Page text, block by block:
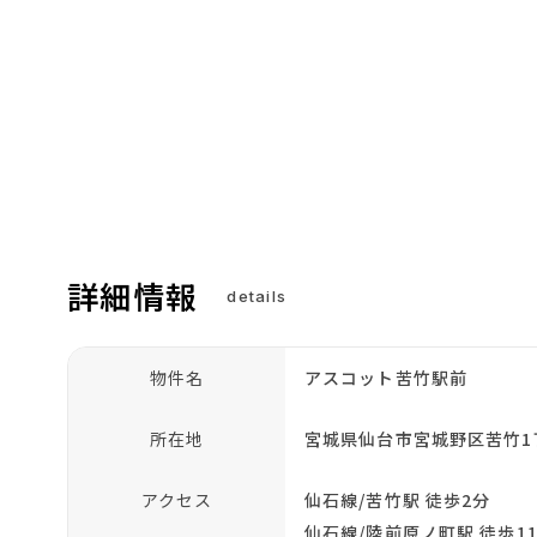
詳細情報 details
物件名 アスコット苦竹駅前
所在地 宮城県仙台市宮城野区苦竹1
アクセス
仙石線/苦竹駅 徒歩2分
仙石線/陸前原ノ町駅 徒歩